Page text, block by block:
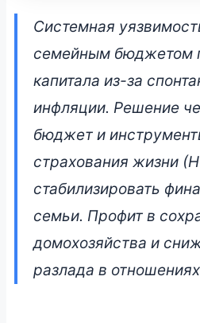
Как
бюджет и
защищают
семьи в
📅 2 июля 2026 • 👁 3 414
Системная
семейным бюджетом
капитала из-за
инфляции. Решение
бюджет и
страхования жизни
стабилизировать
семьи. Профит в
домохозяйства и
разлада в